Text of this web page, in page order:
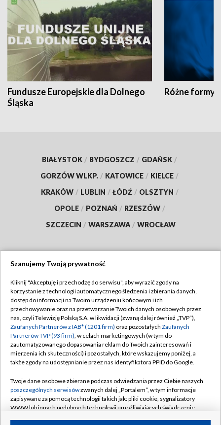
Fundusze Europejskie dla Dolnego
Śląska
Różne formy
BIAŁYSTOK / BYDGOSZCZ / GDAŃSK /
GORZÓW WLKP. / KATOWICE / KIELCE /
KRAKÓW / LUBLIN / ŁÓDŹ / OLSZTYN /
OPOLE / POZNAŃ / RZESZÓW /
SZCZECIN / WARSZAWA / WROCŁAW
TVP
Abonament TVP
Emisja w TVP
Centrum informacji TVP
Naziemna Telewizja Cyfrowa
Rada Programowa
System NOS
Informacje o nadawcy
Regulamin TVP
Polityka prywatności
Moje zgody
Pomoc
Kontakt
Kanały
Szanujemy Twoją prywatność
Kliknij "Akceptuję i przechodzę do serwisu", aby wyrazić zgody na
korzystanie z technologii automatycznego śledzenia i zbierania danych,
dostęp do informacji na Twoim urządzeniu końcowym i ich
przechowywanie oraz na przetwarzanie Twoich danych osobowych przez
nas, czyli Telewizję Polską S.A. w likwidacji (zwaną dalej również „TVP”),
Zaufanych Partnerów z IAB* (1201 firm) oraz pozostałych Zaufanych
Partnerów TVP (93 firm), w celach marketingowych (w tym do
zautomatyzowanego dopasowania reklam do Twoich zainteresowań i
mierzenia ich skuteczności) i pozostałych, które wskazujemy poniżej, a
także zgody na udostępnianie przez nas identyfikatora PPID do Google.
Twoje dane osobowe zbierane podczas odwiedzania przez Ciebie naszych
poszczególnych serwisówzwanych dalej „Portalem”, w tym informacje
zapisywane za pomocą technologii takich jak: pliki cookie, sygnalizatory
WWW lub innych podobnych technologii umożliwiających świadczenie